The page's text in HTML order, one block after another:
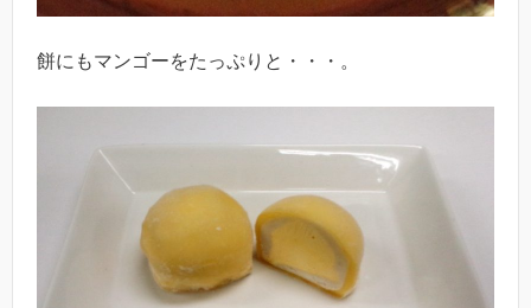
餅にもマンゴーをたっぷりと・・・。